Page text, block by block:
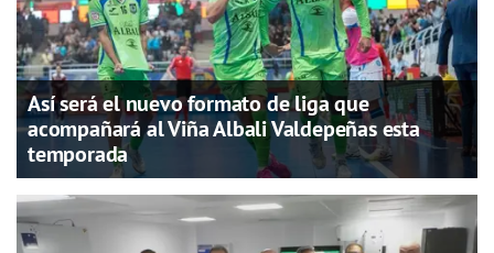
Así será el nuevo formato de liga que
acompañará al Viña Albali Valdepeñas esta
temporada